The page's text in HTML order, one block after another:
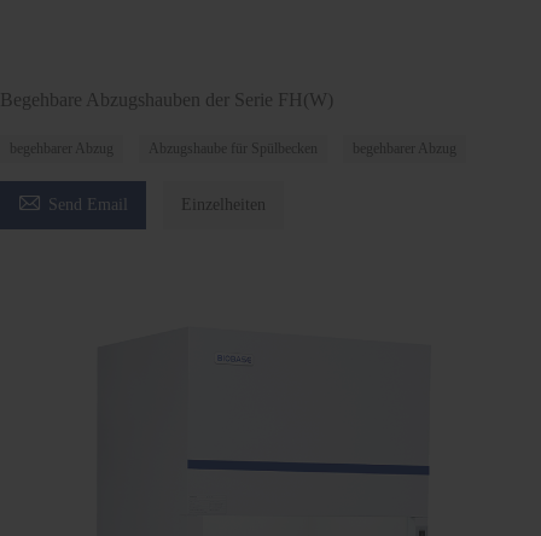
Begehbare Abzugshauben der Serie FH(W)
begehbarer Abzug Abzugshaube für Spülbecken begehbarer Abzug
 Send Email Einzelheiten